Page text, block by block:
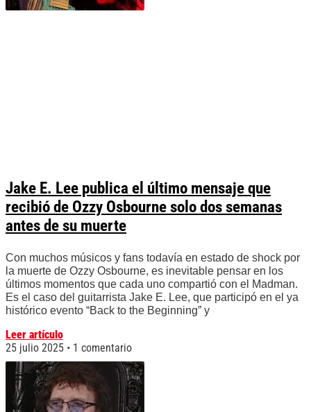
Jake E. Lee publica el último mensaje que
recibió de Ozzy Osbourne solo dos semanas
antes de su muerte
Con muchos músicos y fans todavía en estado de shock por
la muerte de Ozzy Osbourne, es inevitable pensar en los
últimos momentos que cada uno compartió con el Madman.
Es el caso del guitarrista Jake E. Lee, que participó en el ya
histórico evento “Back to the Beginning” y
Leer artículo
25 julio 2025
1 comentario